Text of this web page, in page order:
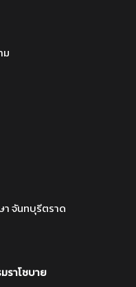
ม
จันทบุรีตราด
ราโชบาย